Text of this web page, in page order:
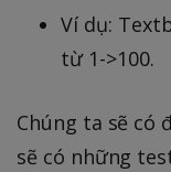
Ví dụ:
từ 1->100.
Chúng ta sẽ có
sẽ có những